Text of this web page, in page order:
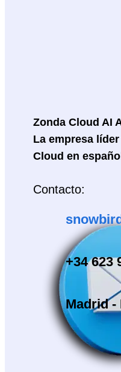
Zonda Cloud AI
La empresa
Cloud en español
Contacto:
+34 623
Madrid -